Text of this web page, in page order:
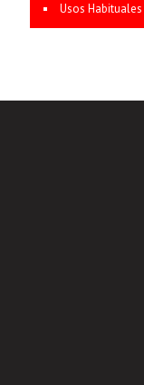
Usos Habituales